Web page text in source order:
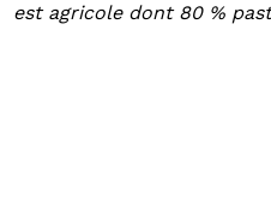
est agricole dont 80 %